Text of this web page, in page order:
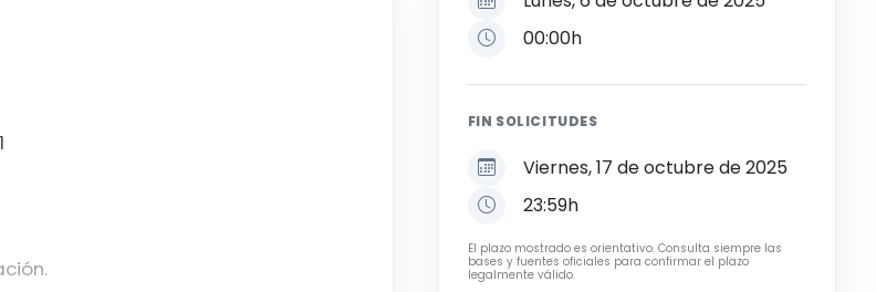
00:00h
FIN SOLICITUDES
Viernes, 17 de octubre de 2025
23:59h
El plazo mostrado es orientativo. Consulta siempre las
bases y fuentes oficiales para confirmar el plazo
legalmente válido.